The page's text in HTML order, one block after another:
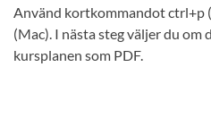
Använd kortkommandot ctrl+p
(Mac). I nästa steg väljer du om
kursplanen som PDF.